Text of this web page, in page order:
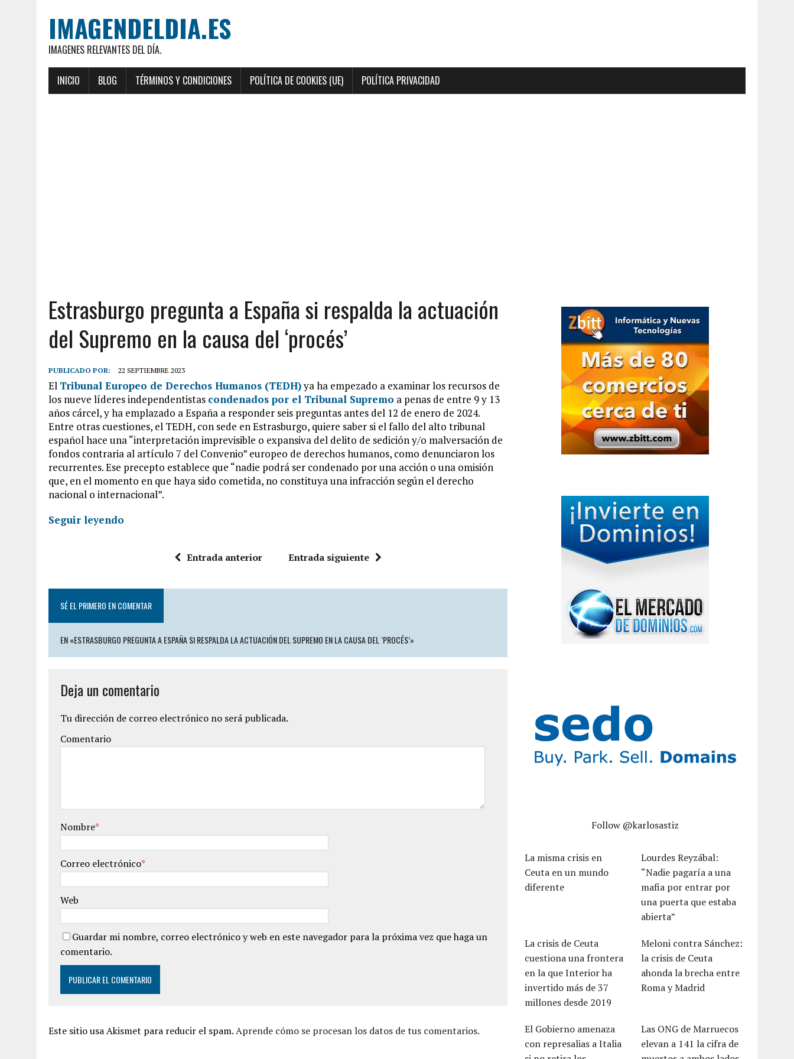
IMAGENDELDIA.ES
IMAGENES RELEVANTES DEL DÍA.
INICIO BLOG TÉRMINOS Y CONDICIONES POLÍTICA DE COOKIES (UE) POLÍTICA PRIVACIDAD
Estrasburgo pregunta a España si respalda la actuación
del Supremo en la causa del ‘procés’
PUBLICADO POR: 22 SEPTIEMBRE 2023
El Tribunal Europeo de Derechos Humanos (TEDH)ya ha empezado a examinar los recursos de
los nueve líderes independentistas condenados por el Tribunal Supremo a penas de entre 9 y 13
años cárcel, y ha emplazado a España a responder seis preguntas antes del 12 de enero de 2024.
Entre otras cuestiones, el TEDH, con sede en Estrasburgo, quiere saber si el fallo del alto tribunal
español hace una “interpretación imprevisible o expansiva del delito de sedición y/o malversación de
fondos contraria al artículo 7 del Convenio” europeo de derechos humanos, como denunciaron los
recurrentes. Ese precepto establece que “nadie podrá ser condenado por una acción o una omisión
que, en el momento en que haya sido cometida, no constituya una infracción según el derecho
nacional o internacional”.
Seguir leyendo
Entrada anterior Entrada siguiente
SÉ EL PRIMERO EN COMENTAR
EN «ESTRASBURGO PREGUNTA A ESPAÑA SI RESPALDA LA ACTUACIÓN DEL SUPREMO EN LA CAUSA DEL ‘PROCÉS’»
Deja un comentario
Tu dirección de correo electrónico no será publicada.
Comentario
Nombre*
Correo electrónico*
Web
Guardar mi nombre, correo electrónico y web en este navegador para la próxima vez que haga un
comentario.
Este sitio usa Akismet para reducir el spam.Aprende cómo se procesan los datos de tus comentarios.
Follow @karlosastiz
La misma crisis en
Ceuta en un mundo
diferente
Lourdes Reyzábal:
“Nadie pagaría a una
mafia por entrar por
una puerta que estaba
abierta”
La crisis de Ceuta
cuestiona una frontera
en la que Interior ha
invertido más de 37
millones desde 2019
Meloni contra Sánchez:
la crisis de Ceuta
ahonda la brecha entre
Roma y Madrid
El Gobierno amenaza
con represalias a Italia
Las ONG de Marruecos
elevan a 141 la cifra de